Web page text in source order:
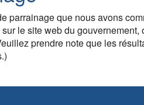
parrainage que nous avons
le site web du
prendre note que les